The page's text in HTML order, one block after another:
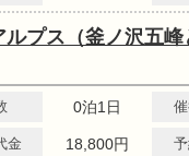
ルプス（釜ノ沢五
0泊1日
金 18,800円